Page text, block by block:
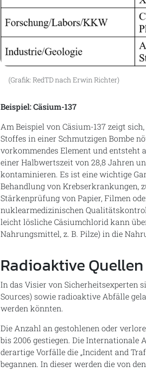
(Grafik: RedTD nach Erwin Richter)
Beispiel: Cäsium-137
Am Beispiel von Cäsium-137 zeigt
Stoffes in einer Schmutzigen Bombe
vorkommendes Element und entsteht
einer Halbwertszeit von 28,8 Jahren
kontaminieren. Es ist eine wichtige
Behandlung von Krebserkrankungen,
Stärkenprüfung von Papier, Filmen
nuklearmedizinischen
leicht lösliche Cäsiumchlorid kann
Nahrungsmittel, z. B. Pilze) in die
Radioaktive Quellen
In das Visier von Sicherheitsexperten
Sources) sowie radioaktive Abfälle
werden könnten.
Die Anzahl an gestohlenen oder
bis 2006 gestiegen. Die Internationale
derartige Vorfälle die „Incident and
begannen. In dieser werden die von